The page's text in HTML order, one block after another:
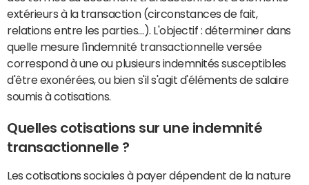
extérieurs à la transaction (circonstances de fait,
relations entre les parties…). L'objectif : déterminer dans
quelle mesure l'indemnité transactionnelle versée
correspond à une ou plusieurs indemnités susceptibles
d'être exonérées, ou bien s'il s'agit d'éléments de salaire
soumis à cotisations.
Quelles cotisations sur une indemnité
transactionnelle ?
Les cotisations sociales à payer dépendent de la nature